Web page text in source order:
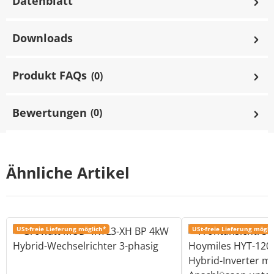
Ähnliche Artikel
USt-freie Lieferung möglich* USt-freie Lieferung
Downloads
Produkt FAQs (0)
Bewertungen (0)